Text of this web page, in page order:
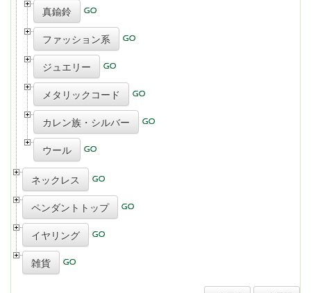
真鍮鈴
ファッション系
ジュエリー
メタリックコード
カレン族・シルバー
ウール
ネックレス
ペンダントトップ
イヤリング
雑貨